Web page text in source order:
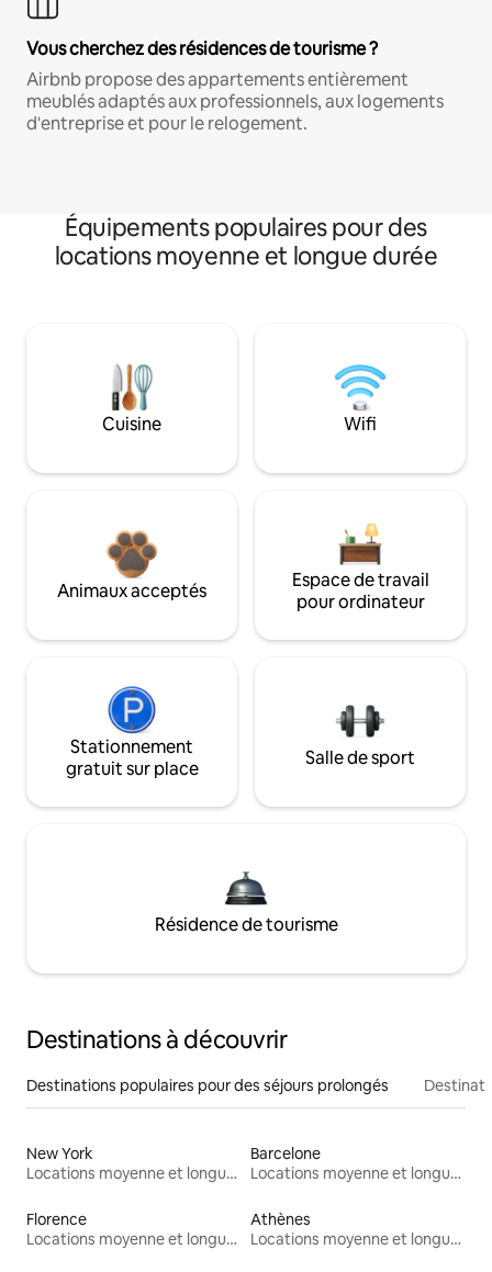
Vous cherchez des résidences de tourisme ?
Airbnb propose des appartements entièrement
meublés adaptés aux professionnels, aux logements
d'entreprise et pour le relogement.
Équipements populaires pour des
locations moyenne et longue durée
Cuisine Wifi
Animaux acceptés
Espace de travail
pour ordinateur
Stationnement
gratuit sur place
Salle de sport
Résidence de tourisme
Destinations à découvrir
Destinations populaires pour des séjours prolongés
New York
Locations moyenne et longue durée
Barcelone
Locations moyenne et longue durée
Florence
Locations moyenne et longue durée
Athènes
Locations moyenne et longue durée